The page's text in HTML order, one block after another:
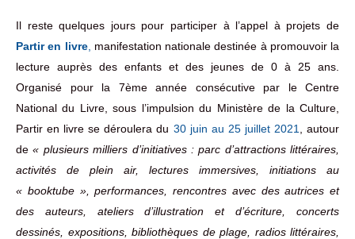
Il reste quelques jours pour participer à l’appel à projets de
Partir en livre, manifestation nationale destinée à promouvoir la
lecture auprès des enfants et des jeunes de 0 à 25 ans.
Organisé pour la 7ème année consécutive par le Centre
National du Livre, sous l’impulsion du Ministère de la Culture,
Partir en livre se déroulera du 30 juin au 25 juillet 2021
, autour
de« plusieurs milliers d’initiatives : parc d’attractions littéraires,
activités de plein air, lectures immersives, initiations au
« booktube », performances, rencontres avec des autrices et
des auteurs, ateliers d’illustration et d’écriture, concerts
dessinés, expositions, bibliothèques de plage, radios littéraires,